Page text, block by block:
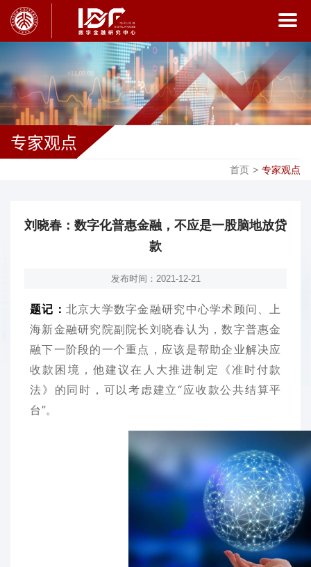
专家观点
首页 > 专家观点
刘晓春：数字化普惠金融，不应是一股脑地放贷
款
发布时间：2021-12-21
题记： 北京大学数字金融研究中心学术顾问、上
海新金融研究院副院长刘晓春认为，数字普惠金
融下一阶段的一个重点，应该是帮助企业解决应
收款困境，他建议在人大推进制定《准时付款
法》的同时，可以考虑建立“应收款公共结算平
台”。